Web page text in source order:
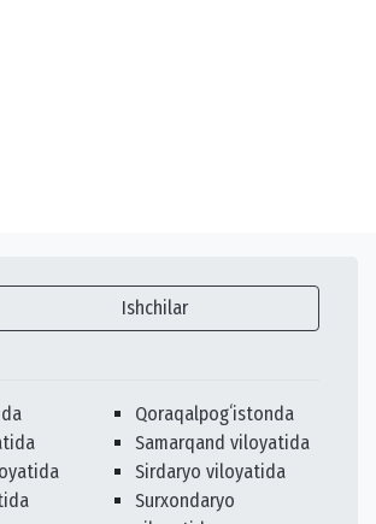
Ishchilar
Qoraqalpogʻistonda
Samarqand viloyatida
Sirdaryo viloyatida
Surxondaryo